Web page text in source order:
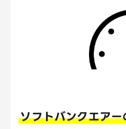
ソフトバンクエア